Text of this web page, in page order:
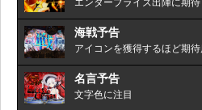
エンタープライズ出陣に期待
海戦予告
アイコンを獲得するほど期
名言予告
文字色に注目